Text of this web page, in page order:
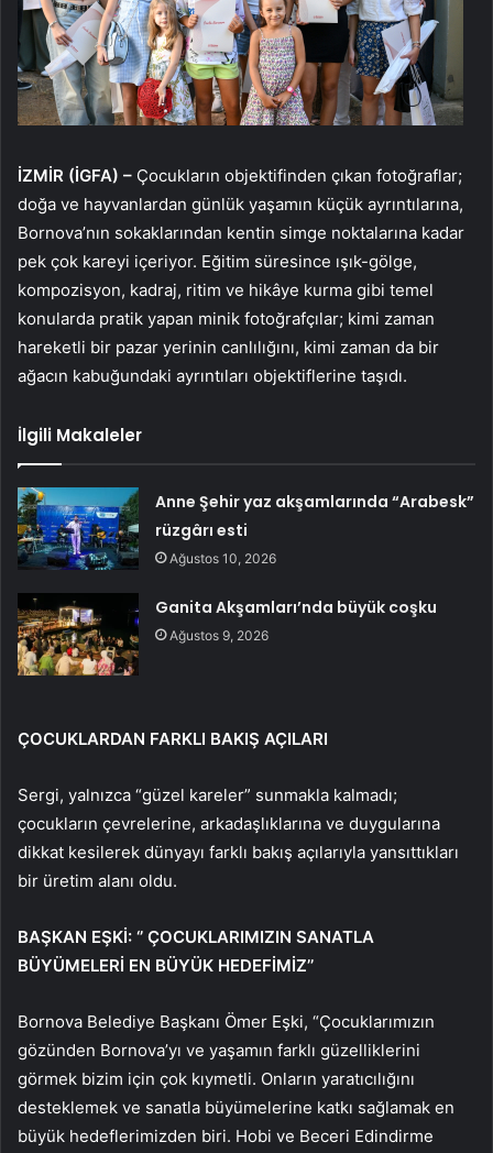
İZMİR (İGFA) – Çocukların objektifinden çıkan fotoğraflar;
doğa ve hayvanlardan günlük yaşamın küçük ayrıntılarına,
Bornova’nın sokaklarından kentin simge noktalarına kadar
pek çok kareyi içeriyor. Eğitim süresince ışık-gölge,
kompozisyon, kadraj, ritim ve hikâye kurma gibi temel
konularda pratik yapan minik fotoğrafçılar; kimi zaman
hareketli bir pazar yerinin canlılığını, kimi zaman da bir
ağacın kabuğundaki ayrıntıları objektiflerine taşıdı.
İlgili Makaleler
Anne Şehir yaz akşamlarında “Arabesk”
rüzgârı esti
Ağustos 10, 2026
Ganita Akşamları’nda büyük coşku
Ağustos 9, 2026
ÇOCUKLARDAN FARKLI BAKIŞ AÇILARI
Sergi, yalnızca “güzel kareler” sunmakla kalmadı;
çocukların çevrelerine, arkadaşlıklarına ve duygularına
dikkat kesilerek dünyayı farklı bakış açılarıyla yansıttıkları
bir üretim alanı oldu.
BAŞKAN EŞKİ: ‘’ ÇOCUKLARIMIZIN SANATLA
BÜYÜMELERİ EN BÜYÜK HEDEFİMİZ’’
Bornova Belediye Başkanı Ömer Eşki, “Çocuklarımızın
gözünden Bornova’yı ve yaşamın farklı güzelliklerini
görmek bizim için çok kıymetli. Onların yaratıcılığını
desteklemek ve sanatla büyümelerine katkı sağlamak en
büyük hedeflerimizden biri. Hobi ve Beceri Edindirme